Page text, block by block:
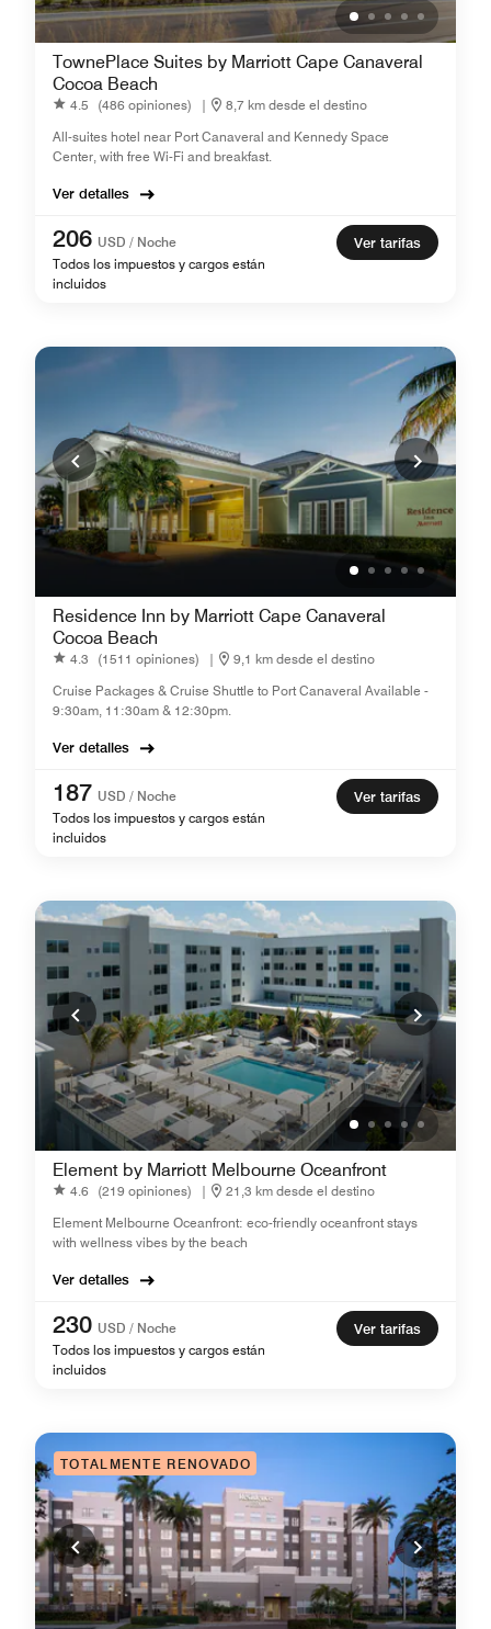
TownePlace Suites by Marriott Cape Canaveral
Cocoa Beach
4.5 (486 opiniones) |
8,7 km desde el destino
All-suites hotel near Port Canaveral and Kennedy Space
Center, with free Wi-Fi and breakfast.
Ver detalles
206 USD / Noche
Todos los impuestos y cargos están
incluidos
Ver tarifas
Residence Inn by Marriott Cape Canaveral
Cocoa Beach
4.3 (1511 opiniones) |
9,1 km desde el destino
Cruise Packages & Cruise Shuttle to Port Canaveral Available -
9:30am, 11:30am & 12:30pm.
Ver detalles
187 USD / Noche
Todos los impuestos y cargos están
incluidos
Ver tarifas
Element by Marriott Melbourne Oceanfront
4.6 (219 opiniones) |
21,3 km desde el destino
Element Melbourne Oceanfront: eco-friendly oceanfront stays
with wellness vibes by the beach
Ver detalles
230 USD / Noche
Todos los impuestos y cargos están
incluidos
Ver tarifas
TOTALMENTE RENOVADO